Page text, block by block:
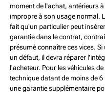
moment de l'achat, antérieurs
impropre à son usage normal.
fait qu'un particulier peut
garantie dans le contrat,
présumé connaître ces vices.
un défaut, il devra réparer
l'acheteur. Pour les véhicules
technique datant de moins de
une garantie supplémentaire